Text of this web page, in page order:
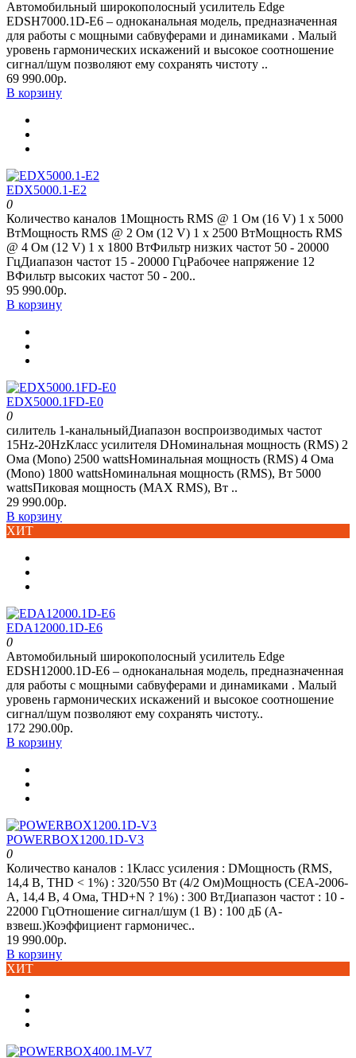
Автомобильный широкополосный усилитель Edge
EDSH7000.1D-E6 – одноканальная модель, предназначенная
для работы с мощными сабвуферами и динамиками . Малый
уровень гармонических искажений и высокое соотношение
сигнал/шум позволяют ему сохранять чистоту ..
69 990.00р.
В корзину
EDX5000.1-E2
0
Количество каналов 1Мощность RMS @ 1 Ом (16 V) 1 х 5000
ВтМощность RMS @ 2 Ом (12 V) 1 х 2500 ВтМощность RMS
@ 4 Ом (12 V) 1 х 1800 ВтФильтр низких частот 50 - 20000
ГцДиапазон частот 15 - 20000 ГцРабочее напряжение 12
ВФильтр высоких частот 50 - 200..
95 990.00р.
В корзину
EDX5000.1FD-E0
0
силитель 1-канальныйДиапазон воспроизводимых частот
15Hz-20HzКласс усилителя DНоминальная мощность (RMS) 2
Ома (Mono) 2500 wattsНоминальная мощность (RMS) 4 Ома
(Mono) 1800 wattsНоминальная мощность (RMS), Вт 5000
wattsПиковая мощность (MAX RMS), Вт ..
29 990.00р.
В корзину
ХИТ
EDА12000.1D-E6
0
Автомобильный широкополосный усилитель Edge
EDSH12000.1D-E6 – одноканальная модель, предназначенная
для работы с мощными сабвуферами и динамиками . Малый
уровень гармонических искажений и высокое соотношение
сигнал/шум позволяют ему сохранять чистоту..
172 290.00р.
В корзину
POWERBOX1200.1D-V3
0
Количество каналов : 1Класс усиления : DМощность (RMS,
14,4 В, THD < 1%) : 320/550 Вт (4/2 Ом)Мощность (CEA-2006-
A, 14,4 В, 4 Ома, THD+N ? 1%) : 300 ВтДиапазон частот : 10 -
22000 ГцОтношение сигнал/шум (1 В) : 100 дБ (А-
взвеш.)Коэффициент гармоничес..
19 990.00р.
В корзину
ХИТ